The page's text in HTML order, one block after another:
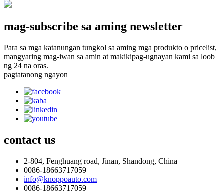
mag-subscribe sa aming newsletter
Para sa mga katanungan tungkol sa aming mga produkto o pricelist,
mangyaring mag-iwan sa amin at makikipag-ugnayan kami sa loob
ng 24 na oras.
pagtatanong ngayon
contact us
2-804, Fenghuang road, Jinan, Shandong, China
0086-18663717059
info@knoppoauto.com
0086-18663717059